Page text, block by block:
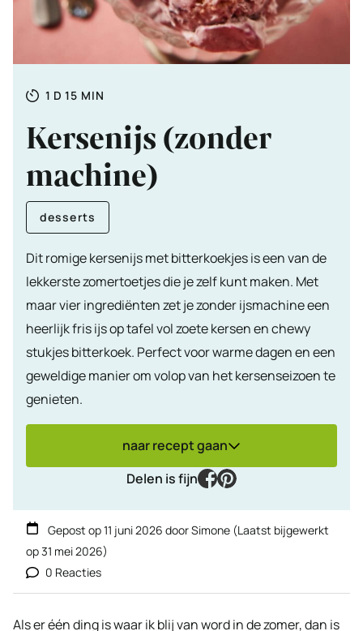
Totale
1 DAG
D 15 MINUTEN
MIN
Kersenijs (zonder
machine)
desserts
Dit romige kersenijs met bitterkoekjes is een van de
lekkerste zomertoetjes die je zelf kunt maken. Met
maar vier ingrediënten zet je zonder ijsmachine een
heerlijk fris ijs op tafel vol zoete kersen en chewy
stukjes bitterkoek. Perfect voor warme dagen en een
geweldige manier om volop van het kersenseizoen te
genieten.
naar recept gaan
Delen is fijn
facebook
pinterest
Gepost op11 juni 2026 doorSimone (Laatst bijgewerkt
op31 mei 2026)
0 Reacties
Als er één ding is waar ik blij van word in de zomer, dan is